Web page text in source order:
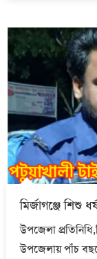
মির্জাগঞ্জে শিশু
উপজেলা
উপজেলায় পাঁচ